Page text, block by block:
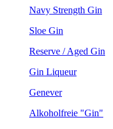
Navy Strength Gin
Sloe Gin
Reserve / Aged Gin
Gin Liqueur
Genever
Alkoholfreie "Gin"